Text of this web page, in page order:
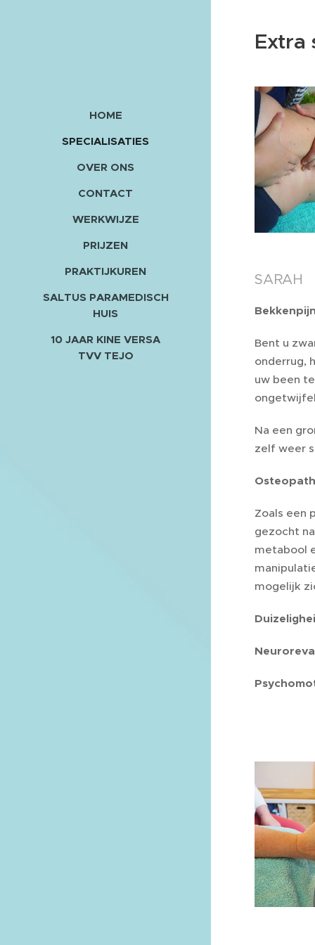
HOME
SPECIALISATIES
OVER ONS
CONTACT
WERKWIJZE
PRIJZEN
PRAKTIJKUREN
SALTUS PARAMEDISCH
HUIS
10 JAAR KINE VERSA
TVV TEJO
Extra
SARAH
Bent u
onderrug,
uw been
Na een
zelf weer
Zoals een
gezocht
metabool
mogelijk